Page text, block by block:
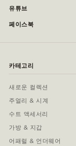
유튜브
페이스북
카테고리
새로운 컬렉션
주얼리 & 시계
수트 액세서리
가방 & 지갑
어패럴 & 언더웨어